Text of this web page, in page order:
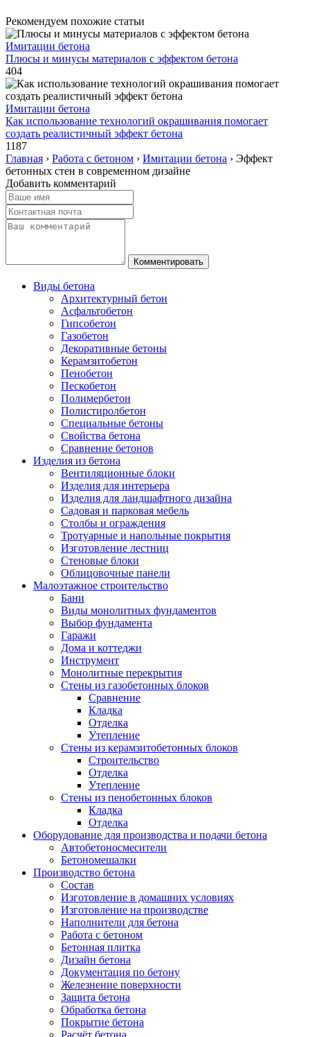
Рекомендуем похожие статьи
Имитации бетона
Плюсы и минусы материалов с эффектом бетона
404
Имитации бетона
Как использование технологий окрашивания помогает
создать реалистичный эффект бетона
1187
Главная › Работа с бетоном › Имитации бетона › Эффект
бетонных стен в современном дизайне
Добавить комментарий
Виды бетона
Архитектурный бетон
Асфальтобетон
Гипсобетон
Газобетон
Декоративные бетоны
Керамзитобетон
Пенобетон
Пескобетон
Полимербетон
Полистиролбетон
Специальные бетоны
Свойства бетона
Сравнение бетонов
Изделия из бетона
Вентиляционные блоки
Изделия для интерьера
Изделия для ландшафтного дизайна
Садовая и парковая мебель
Столбы и ограждения
Тротуарные и напольные покрытия
Изготовление лестниц
Стеновые блоки
Облицовочные панели
Малоэтажное строительство
Бани
Виды монолитных фундаментов
Выбор фундамента
Гаражи
Дома и коттеджи
Инструмент
Монолитные перекрытия
Стены из газобетонных блоков
Сравнение
Кладка
Отделка
Утепление
Стены из керамзитобетонных блоков
Строительство
Отделка
Утепление
Стены из пенобетонных блоков
Кладка
Отделка
Оборудование для производства и подачи бетона
Автобетоносмесители
Бетономешалки
Производство бетона
Состав
Изготовление в домашних условиях
Изготовление на производстве
Наполнители для бетона
Работа с бетоном
Бетонная плитка
Дизайн бетона
Документация по бетону
Железнение поверхности
Защита бетона
Обработка бетона
Покрытие бетона
Расчёт бетона